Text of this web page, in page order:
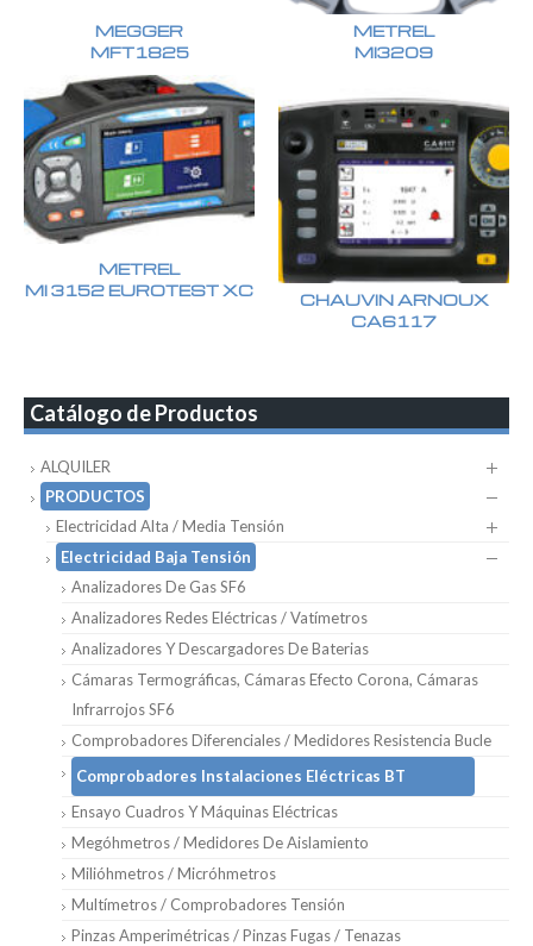
MEGGER
MFT1825
METREL
MI3209
METREL
MI 3152 EUROTEST XC
CHAUVIN ARNOUX
CA6117
Catálogo de Productos
ALQUILER
PRODUCTOS
Electricidad Alta / Media Tensión
Electricidad Baja Tensión
Analizadores De Gas SF6
Analizadores Redes Eléctricas / Vatímetros
Analizadores Y Descargadores De Baterias
Cámaras Termográficas, Cámaras Efecto Corona, Cámaras
Infrarrojos SF6
Comprobadores Diferenciales / Medidores Resistencia Bucle
Comprobadores Instalaciones Eléctricas BT
Ensayo Cuadros Y Máquinas Eléctricas
Megóhmetros / Medidores De Aislamiento
Milióhmetros / Micróhmetros
Multímetros / Comprobadores Tensión
Pinzas Amperimétricas / Pinzas Fugas / Tenazas